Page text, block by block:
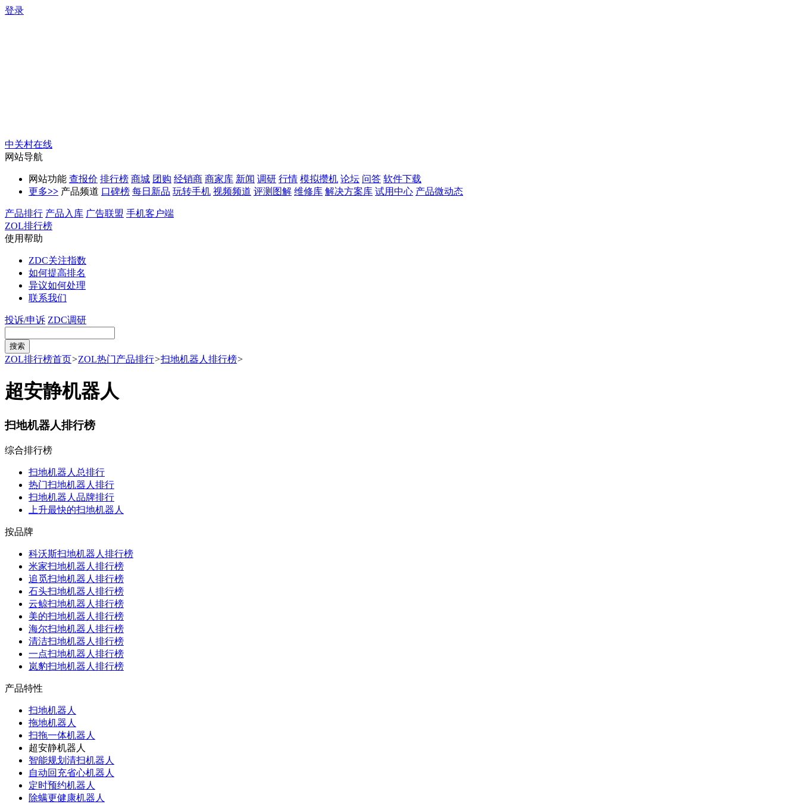
登录
中关村在线
网站导航
网站功能 查报价 排行榜 商城 团购 经销商 商家库 新闻 调研 行情 模拟攒机 论坛 问答 软件下载
更多>> 产品频道 口碑榜 每日新品 玩转手机 视频频道 评测图解 维修库 解决方案库 试用中心 产品微动态
产品排行 产品入库 广告联盟 手机客户端
ZOL排行榜
使用帮助
ZDC关注指数
如何提高排名
异议如何处理
联系我们
投诉/申诉 ZDC调研
ZOL排行榜首页>ZOL热门产品排行>扫地机器人排行榜>
超安静机器人
扫地机器人排行榜
综合排行榜
扫地机器人总排行
热门扫地机器人排行
扫地机器人品牌排行
上升最快的扫地机器人
按品牌
科沃斯扫地机器人排行榜
米家扫地机器人排行榜
追觅扫地机器人排行榜
石头扫地机器人排行榜
云鲸扫地机器人排行榜
美的扫地机器人排行榜
海尔扫地机器人排行榜
清洁扫地机器人排行榜
一点扫地机器人排行榜
岚豹扫地机器人排行榜
产品特性
扫地机器人
拖地机器人
扫拖一体机器人
超安静机器人
智能规划清扫机器人
自动回充省心机器人
定时预约机器人
除螨更健康机器人